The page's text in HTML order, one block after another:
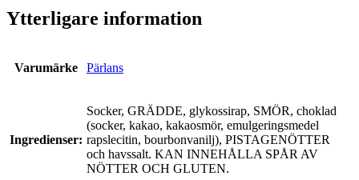
Ytterligare information
Varumärke Pärlans
Ingredienser:
Socker, GRÄDDE, glykossirap, SMÖR, choklad
(socker, kakao, kakaosmör, emulgeringsmedel
rapslecitin, bourbonvanilj), PISTAGENÖTTER
och havssalt. KAN INNEHÅLLA SPÅR AV
NÖTTER OCH GLUTEN.